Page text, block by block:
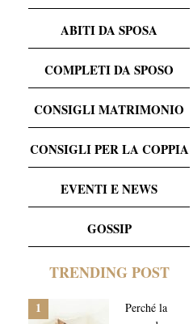
ABITI DA SPOSA
COMPLETI DA SPOSO
CONSIGLI MATRIMONIO
CONSIGLI PER LA COPPIA
EVENTI E NEWS
GOSSIP
TRENDING POST
Perché la
1